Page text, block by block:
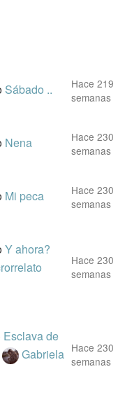
Sábado ..
Hace 219
semanas
Nena
Hace 230
semanas
Mi peca
Hace 230
semanas
Y ahora?
Hace 230
semanas
Esclava de
Gabriela Hace 230
semanas